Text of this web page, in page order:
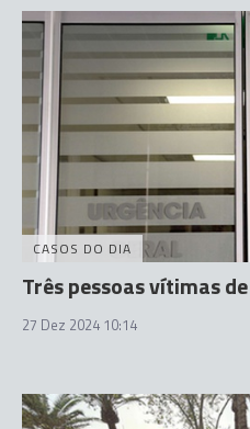
CASOS DO DIA
Três pessoas vítimas
27 Dez 2024 10:14